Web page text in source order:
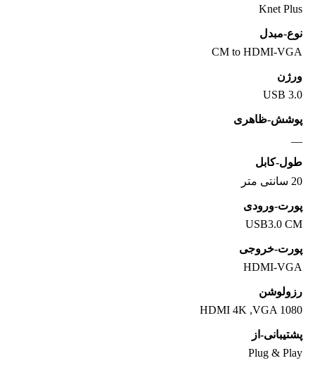
Knet Plus
نوع-مبدل
CM to HDMI-VGA
ورژن
USB 3.0
پوشش-ظاهری
طول-کابل
20 سانتی متر
پورت-ورودی
USB3.0 CM
پورت-خروجی
HDMI-VGA
رزولوشن
HDMI 4K ,VGA 1080
پشتیبانی-از
Plug & Play